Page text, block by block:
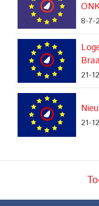
8-7-
21-
21-